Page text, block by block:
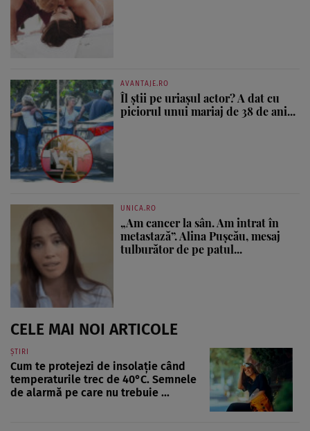
AVANTAJE.RO
Îl știi pe uriașul actor? A dat cu
piciorul unui mariaj de 38 de ani...
UNICA.RO
„Am cancer la sân. Am intrat în
metastază”. Alina Pușcău, mesaj
tulburător de pe patul...
CELE MAI NOI ARTICOLE
ȘTIRI
Cum te protejezi de insolație când
temperaturile trec de 40°C. Semnele
de alarmă pe care nu trebuie ...